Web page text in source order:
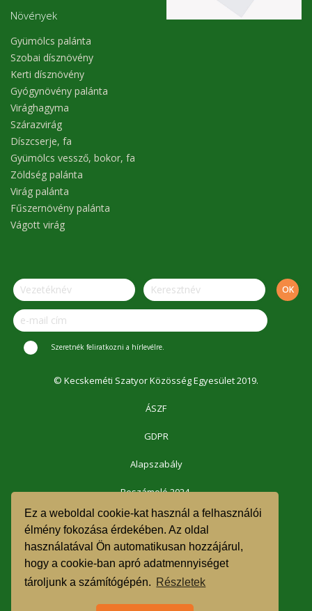
Ez a weboldal cookie-kat használ a felhasználói
élmény fokozása érdekében. Az oldal
használatával Ön automatikusan hozzájárul,
hogy a cookie-ban apró adatmennyiséget
tároljunk a számítógépén. Részletek
Növények
Gyümölcs palánta
Szobai dísznövény
Kerti dísznövény
Gyógynövény palánta
Virághagyma
Szárazvirág
Díszcserje, fa
Gyümölcs vessző, bokor, fa
Zöldség palánta
Virág palánta
Fűszernövény palánta
Vágott virág
Szeretnék feliratkozni a hírlevélre.
© Kecskeméti Szatyor Közösség Egyesület 2019.
ÁSZF
GDPR
Alapszabály
Beszámoló 2024.
Beszámoló 2023.
Beszámoló 2022.
Beszámoló 2021.
1% felajánlás 2023.